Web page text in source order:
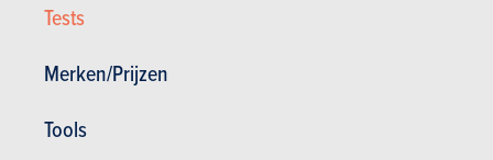
Tests
Merken/Prijzen
Tools
©2026 Produpress NV | Over ProduPress |
Intellectuele eigendomsrechten